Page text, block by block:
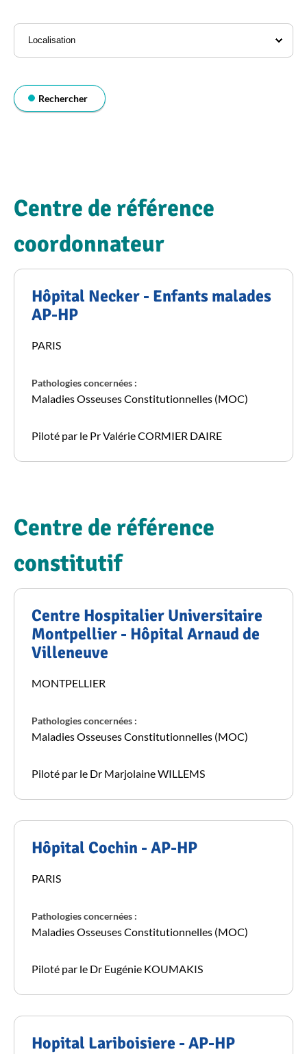
l'annuaire
Localisation
Rechercher
Centre de référence
coordonnateur
Hôpital Necker - Enfants malades
AP-HP
PARIS
Pathologies concernées :
Maladies Osseuses Constitutionnelles (MOC)
Piloté par le Pr Valérie CORMIER DAIRE
Centre de référence
constitutif
Centre Hospitalier Universitaire
Montpellier - Hôpital Arnaud de
Villeneuve
MONTPELLIER
Pathologies concernées :
Maladies Osseuses Constitutionnelles (MOC)
Piloté par le Dr Marjolaine WILLEMS
Hôpital Cochin - AP-HP
PARIS
Pathologies concernées :
Maladies Osseuses Constitutionnelles (MOC)
Piloté par le Dr Eugénie KOUMAKIS
Hopital Lariboisiere - AP-HP